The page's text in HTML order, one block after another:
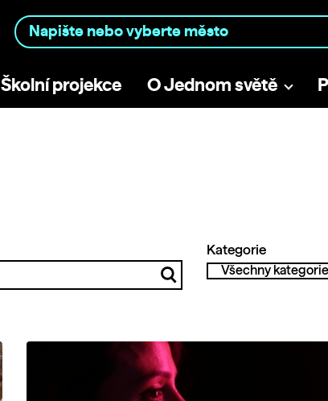
Školní projekce O Jednom světě
Kategorie